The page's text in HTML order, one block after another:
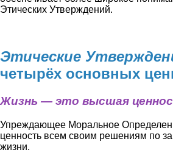
Этических Утверждений.
Этические
четырёх основных
Жизнь — это высшая
Упреждающее Моральное
ценность всем своим решениям по
жизни.